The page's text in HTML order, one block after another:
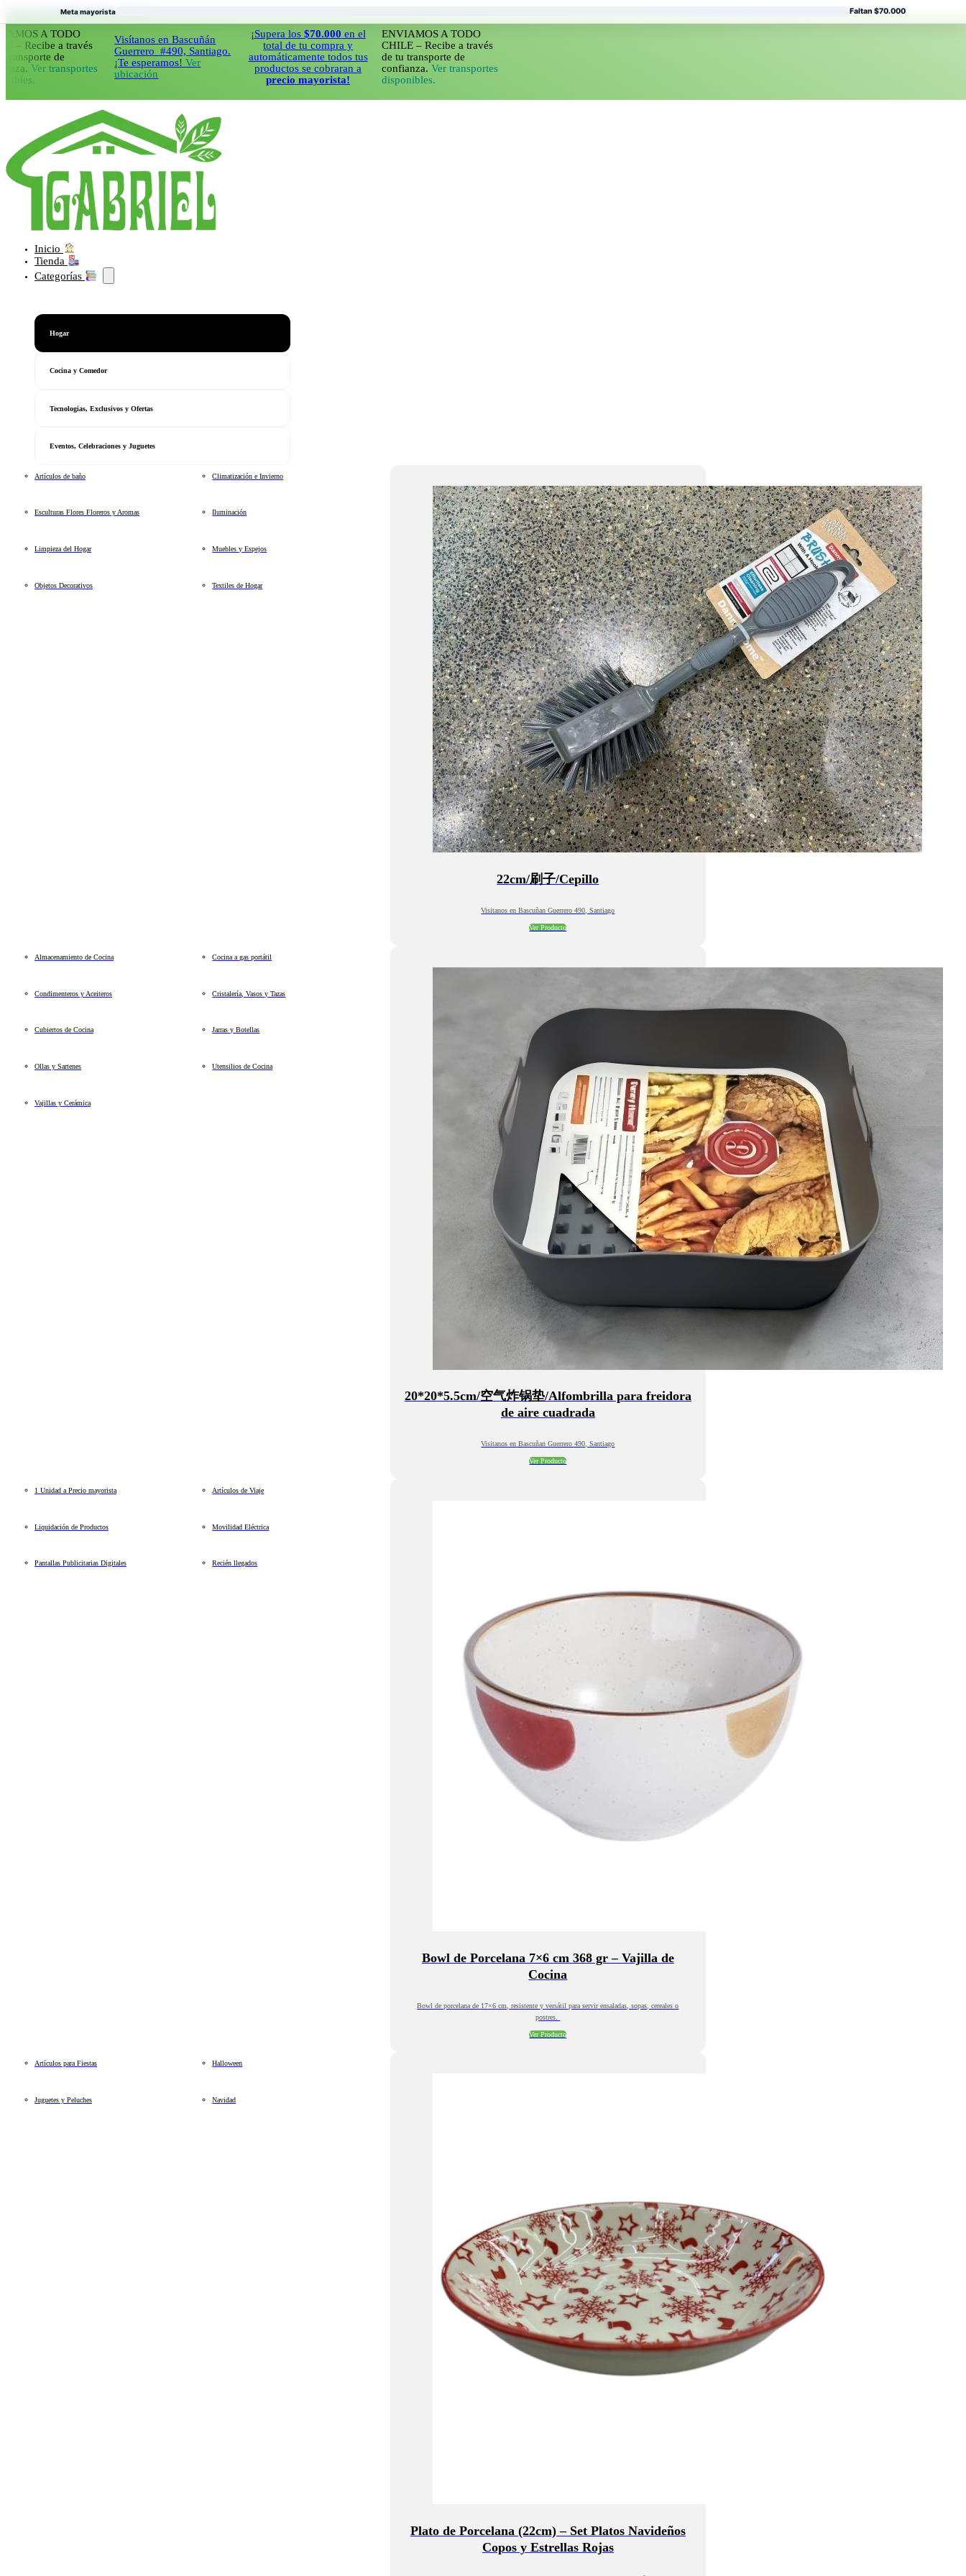
Saltar al contenido principal Saltar al pie de página
A TODO
a través
de
Ver transportes
Visítanos en Bascuñán
Guerrero #490, Santiago.
¡Te esperamos!Ver
ubicación
¡Supera los$70.000en el
total de tu compra y
automáticamente todos tus
productos se cobraran a
precio mayorista!
ENVIAMOS A TODO
CHILE – Recibe a través
de tu transporte de
confianza.Ver transportes
disponibles.
Inicio
Tienda
Categorías
Hogar
Cocina y Comedor
Tecnologias, Exclusivos y Ofertas
Eventos, Celebraciones y Juguetes
Artículos de baño Climatización e Invierno
Esculturas Flores Floreros y Aromas Iluminación
Limpieza del Hogar Muebles y Espejos
Objetos Decorativos Textiles de Hogar
22cm/刷子/Cepillo
Visitanos en Bascuñan Guerrero 490, Santiago
Ver Producto
Almacenamiento de Cocina Cocina a gas portátil
Condimenteros y Aceiteros Cristalería, Vasos y Tazas
Cubiertos de Cocina Jarras y Botellas
Ollas y Sartenes Utensilios de Cocina
Vajillas y Cerámica
20*20*5.5cm/空气炸锅垫/Alfombrilla para freidora
de aire cuadrada
Visitanos en Bascuñan Guerrero 490, Santiago
Ver Producto
1 Unidad a Precio mayorista Artículos de Viaje
Liquidación de Productos Movilidad Eléctrica
Pantallas Publicitarias Digitales Recién llegados
Bowl de Porcelana 7×6 cm 368 gr – Vajilla de
Cocina
Bowl de porcelana de 17×6 cm, resistente y versátil para servir ensaladas, sopas, cereales o
postres.
Ver Producto
Artículos para Fiestas Halloween
Juguetes y Peluches Navidad
Plato de Porcelana (22cm) – Set Platos Navideños
Copos y Estrellas Rojas
Meta mayorista Faltan $70.000